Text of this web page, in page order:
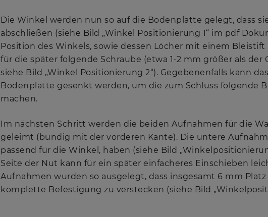
Die Winkel werden nun so auf die Bodenplatte gelegt, dass
abschließen (siehe Bild „Winkel Positionierung 1“ im pdf
Position des Winkels, sowie dessen Löcher mit einem
für die später folgende Schraube (etwa 1-2 mm größer als der
siehe Bild „Winkel Positionierung 2“). Gegebenenfalls kann
Bodenplatte gesenkt werden, um die zum Schluss folgende
machen.
Im nächsten Schritt werden die beiden Aufnahmen für die
geleimt (bündig mit der vorderen Kante). Die untere
passend für die Winkel, haben (siehe Bild
Seite der Nut kann für ein später einfacheres Einschieben
Aufnahmen wurden so ausgelegt, dass insgesamt 6 mm
komplette Befestigung zu verstecken (siehe Bild